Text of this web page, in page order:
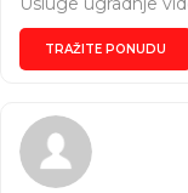
TRAŽITE PONUDU